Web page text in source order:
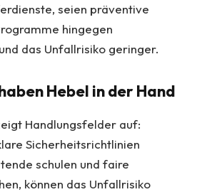
seien präventive
hingegen
das Unfallrisiko geringer.
Hebel in der Hand
Handlungsfelder auf:
Sicherheitsrichtlinien
schulen und faire
können das Unfallrisiko